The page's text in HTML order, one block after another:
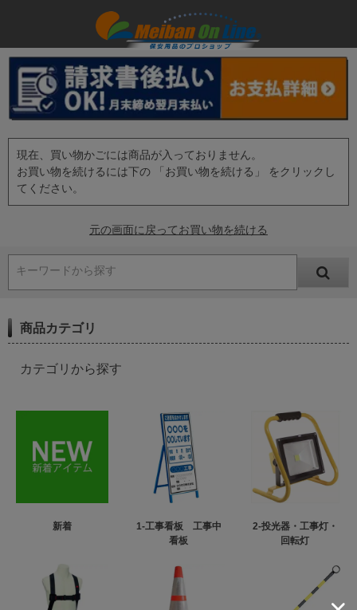
現在、買い物かごには商品が入っておりません。
お買い物を続けるには下の 「お買い物を続ける」 をクリックし
てください。
元の画面に戻ってお買い物を続ける
キーワードから探す
商品カテゴリ
カテゴリから探す
新着
1-工事看板 工事中
看板
2-投光器・工事灯・
回転灯